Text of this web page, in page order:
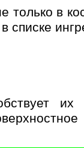
только в
списке
их